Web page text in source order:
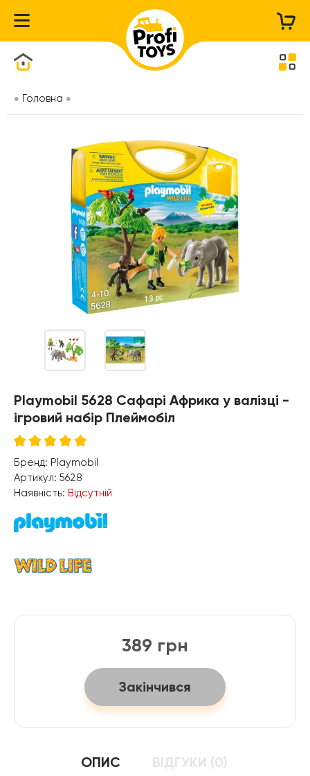
Головна
Playmobil 5628 Сафарі Африка у валізці -
ігровий набір Плеймобіл
Бренд: Playmobil
Артикул: 5628
Наявність: Відсутній
389 грн
Закінчився
ОПИС ВІДГУКИ (0)
Каталог товарів